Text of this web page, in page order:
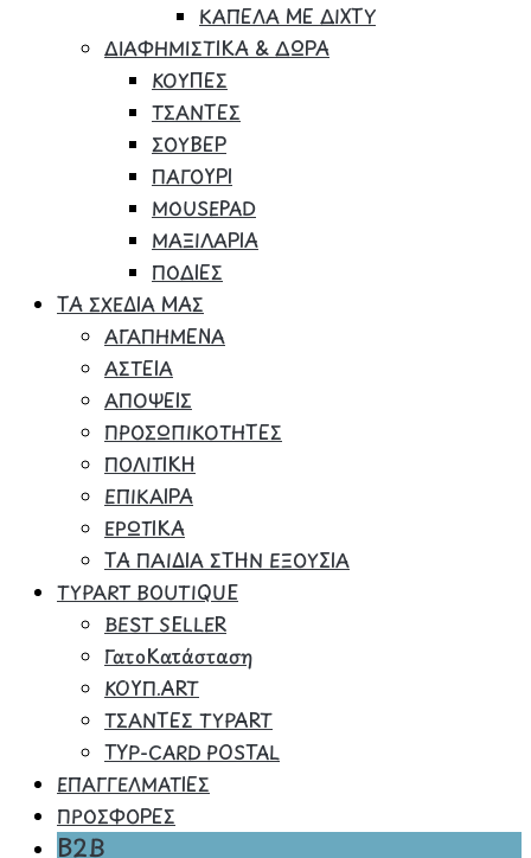
ΚΑΠΕΛΑ ΜΕ ΔΙΧΤΥ
ΔΙΑΦΗΜΙΣΤΙΚΑ & ΔΩΡΑ
ΚΟΥΠΕΣ
ΤΣΑΝΤΕΣ
ΣΟΥΒΕΡ
ΠΑΓΟΥΡΙ
MOUSEPAD
ΜΑΞΙΛΑΡΙΑ
ΠΟΔΙΕΣ
ΤΑ ΣΧΕΔΙΑ ΜΑΣ
ΑΓΑΠΗΜΕΝΑ
ΑΣΤΕΙΑ
ΑΠΟΨΕΙΣ
ΠΡΟΣΩΠΙΚΟΤΗΤΕΣ
ΠΟΛΙΤΙΚΗ
ΕΠΙΚΑΙΡΑ
ΕΡΩΤΙΚΑ
ΤΑ ΠΑΙΔΙΑ ΣΤΗΝ ΕΞΟΥΣΙΑ
TYPART BOUTIQUE
BEST SELLER
ΓατοΚατάσταση
ΚΟΥΠ.ART
ΤΣΑΝΤΕΣ TYPART
TYP-CARD POSTAL
ΕΠΑΓΓΕΛΜΑΤΙΕΣ
ΠΡΟΣΦΟΡΕΣ
B2B